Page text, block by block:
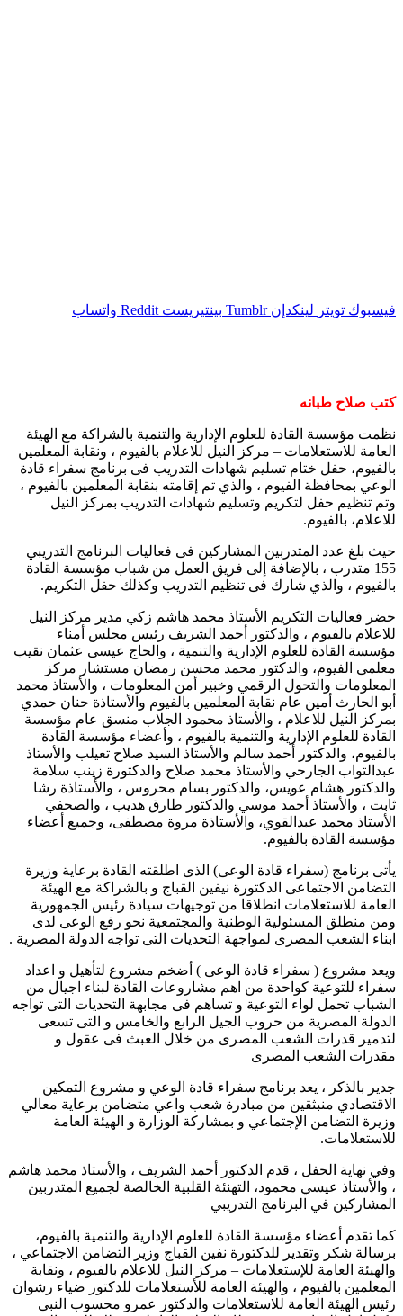
فيسبوك تويتر لينكدإن بينتيريست واتساب
كتب صلاح طبانه
نظمت مؤسسة القادة للعلوم الإدارية والتنمية بالشراكة مع الهيئة
العامة للاستعلامات – مركز النيل للاعلام بالفيوم ، ونقابة المعلمين
بالفيوم، حفل ختام تسليم شهادات التدريب فى برنامج سفراء قادة
الوعي بمحافظة الفيوم ، والذي تم إقامته بنقابة المعلمين بالفيوم ،
وتم تنظيم حفل لتكريم وتسليم شهادات التدريب بمركز النيل
للاعلام، بالفيوم.
حيث بلغ عدد المتدربين المشاركين فى فعاليات البرنامج التدريبي
155 متدرب ، بالإضافة إلى فريق العمل من شباب مؤسسة القادة
بالفيوم ، والذي شارك فى تنظيم التدريب وكذلك حفل التكريم.
حضر فعاليات التكريم الأستاذ محمد هاشم زكي مدير مركز النيل
للاعلام بالفيوم ، والدكتور أحمد الشريف رئيس مجلس أمناء
مؤسسة القادة للعلوم الإدارية والتنمية ، والحاج عيسى عثمان نقيب
معلمى الفيوم، والدكتور محمد محسن رمضان مستشار مركز
المعلومات والتحول الرقمي وخبير أمن المعلومات ، والأستاذ محمد
أبو الحارث أمين عام نقابة المعلمين بالفيوم والأستاذة حنان حمدي
بمركز النيل للاعلام ، والأستاذ محمود الجلاب منسق عام مؤسسة
القادة للعلوم الإدارية والتنمية بالفيوم ، وأعضاء مؤسسة القادة
بالفيوم، والدكتور أحمد سالم والأستاذ السيد صلاح تعيلب والأستاذ
عبدالتواب الجارحي والأستاذ محمد صلاح والدكتورة زينب سلامة
والدكتور هشام عويس، والدكتور بسام محروس ، والأستاذة رشا
ثابت ، والأستاذ أحمد موسي والدكتور طارق هديب ، والصحفي
الأستاذ محمد عبدالقوي، والأستاذة مروة مصطفى، وجميع أعضاء
مؤسسة القادة بالفيوم.
يأتى برنامج (سفراء قادة الوعى) الذى اطلقته القادة برعاية وزيرة
التضامن الاجتماعى الدكتورة نيفين القباج و بالشراكة مع الهيئة
العامة للاستعلامات انطلاقا من توجيهات سيادة رئيس الجمهورية
ومن منطلق المسئولية الوطنية والمجتمعية نحو رفع الوعى لدى
ابناء الشعب المصرى لمواجهة التحديات التى تواجه الدولة المصرية .
ويعد مشروع ( سفراء قادة الوعى ) أضخم مشروع لتأهيل و اعداد
سفراء للتوعية كواحدة من اهم مشاروعات القادة لبناء اجيال من
الشباب تحمل لواء التوعية و تساهم فى مجابهة التحديات التى تواجه
الدولة المصرية من حروب الجيل الرابع والخامس و التى تسعى
لتدمير قدرات الشعب المصرى من خلال العبث فى عقول و
مقدرات الشعب المصرى
جدير بالذكر ، يعد برنامج سفراء قادة الوعي و مشروع التمكين
الاقتصادي منبثقين من مبادرة شعب واعي متضامن برعاية معالي
وزيرة التضامن الإجتماعي و بمشاركة الوزارة و الهيئة العامة
للاستعلامات.
وفي نهاية الحفل ، قدم الدكتور أحمد الشريف ، والأستاذ محمد هاشم
، والأستاذ عيسي محمود، التهنئة القلبية الخالصة لجميع المتدربين
المشاركين في البرنامج التدريبي
كما تقدم أعضاء مؤسسة القادة للعلوم الإدارية والتنمية بالفيوم،
برسالة شكر وتقدير للدكتورة نفين القباج وزير التضامن الاجتماعي ،
والهيئة العامة للإستعلامات – مركز النيل للاعلام بالفيوم ، ونقابة
المعلمين بالفيوم ، والهيئة العامة للأستعلامات للدكتور ضياء رشوان
رئيس الهيئة العامة للاستعلامات والدكتور عمرو محسوب النبى